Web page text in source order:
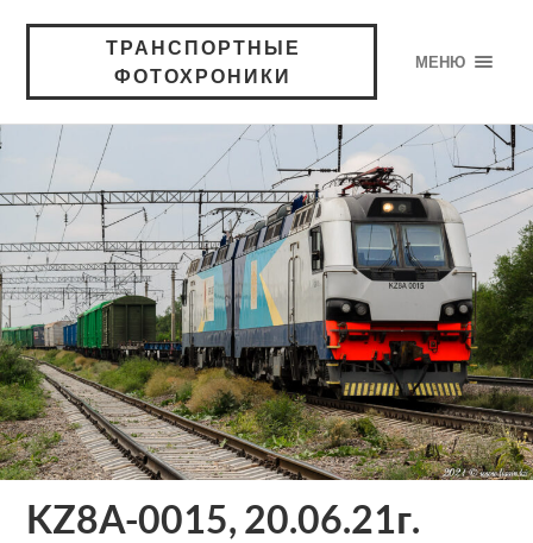
ТРАНСПОРТНЫЕ
ФОТОХРОНИКИ
МЕНЮ
KZ8A-0015, 20.06.21г.